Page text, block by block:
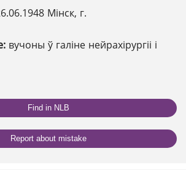
Мінск, г.
вучоны ў галіне нейрахірургіі і
Find in NLB
Report about mistake